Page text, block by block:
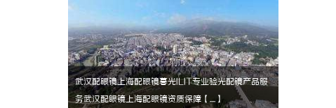
武汉配眼镜上海配眼镜暮光ILIT专业验光配镜产品服
务武汉配眼镜上海配眼镜资质保障【....】